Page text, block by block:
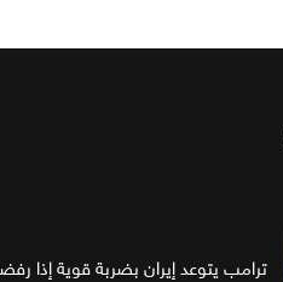
ترامب يتوعد إيران بضربة قوية إذا